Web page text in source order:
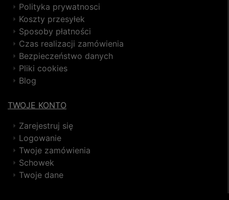
Polityka prywatnosci
Koszty przesyłek
Sposoby płatności
Czas realizacji zamówienia
Bezpieczeństwo danych
Pliki cookies
Blog
TWOJE KONTO
Zarejestruj się
Logowanie
Twoje zamówienia
Schowek
Twoje dane